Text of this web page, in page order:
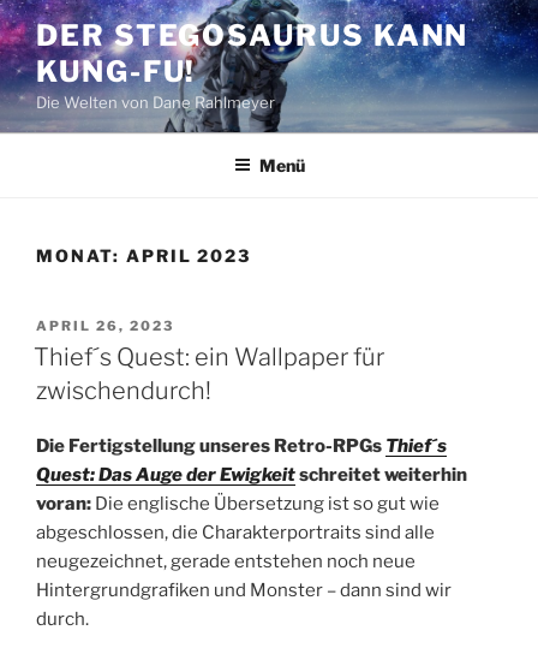
Zum
Inhalt
springen
DER STEGOSAURUS KANN
KUNG-FU!
Die Welten von Dane Rahlmeyer
Menü
MONAT: APRIL 2023
VERÖFFENTLICHT
AM
APRIL 26, 2023
Thief´s Quest: ein Wallpaper für
zwischendurch!
Die Fertigstellung unseres Retro-RPGs Thief´s
Quest: Das Auge der Ewigkeitschreitet weiterhin
voran: Die englische Übersetzung ist so gut wie
abgeschlossen, die Charakterportraits sind alle
neugezeichnet, gerade entstehen noch neue
Hintergrundgrafiken und Monster – dann sind wir
durch.